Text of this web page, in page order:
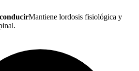
Mantiene lordosis fisiológica y